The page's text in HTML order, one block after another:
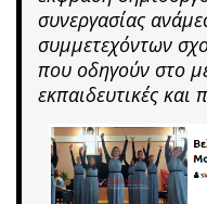
συνεργασίας
συμμετεχόντων
που οδηγούν στο
εκπαιδευτικές και